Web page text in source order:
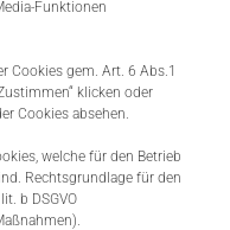
Funktionen
Cookies gem. Art. 6 Abs.1
klicken oder
Cookies absehen.
welche für den Betrieb
Rechtsgrundlage für den
b DSGVO
zuletzt noch
so
Krise ist in
und
der